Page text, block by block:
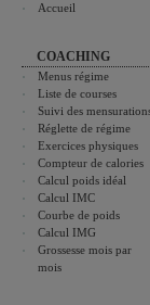
Accueil
COACHING
Menus régime
Liste de courses
Suivi des
Réglette de régime
Exercices physiques
Compteur de calories
Calcul poids idéal
Calcul IMC
Courbe de poids
Calcul IMG
Grossesse mois par
mois